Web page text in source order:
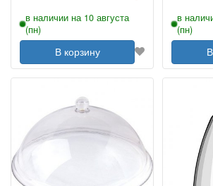
в наличии на 10 августа
(пн)
В корзину
в
(пн)